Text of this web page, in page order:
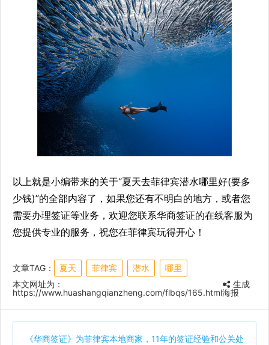
以上就是小编带来的关于“夏天去菲律宾潜水哪里好(要多
少钱)”的全部内容了，如果您还有不明白的地方，或者您
需要办理签证等业务，欢迎您联系华商签证的在线客服为
您提供专业的服务，祝您在菲律宾玩得开心！
文章TAG： 夏天 菲律宾 潜水
哪里
本文网址为：
https://www.huashangqianzheng.com/flbqs/165.html
生成
海报
《华商签证》为菲律宾本地商家，11年的签证经验和公关处